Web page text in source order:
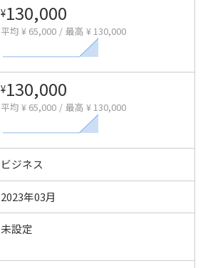
¥130,000
平均 ¥ 65,000 / 最高 ¥ 130,000
¥130,000
平均 ¥ 65,000 / 最高 ¥ 130,000
ビジネス
2023年03月
未設定